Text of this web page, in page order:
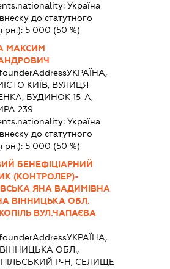
Україна
до статутного
5 000 (50 %)
МАКСИМ
УКРАЇНА,
КИЇВ, ВУЛИЦЯ
БУДИНОК 15-А,
239
Україна
до статутного
5 000 (50 %)
БЕНЕФІЦІАРНИЙ
(КОНТРОЛЕР)-
ЯНА ВАДИМІВНА
ВІННИЦЬКА ОБЛ.
ВУЛ.ЧАПАЄВА
УКРАЇНА,
ОБЛ.,
Р-Н, СЕЛИЩЕ